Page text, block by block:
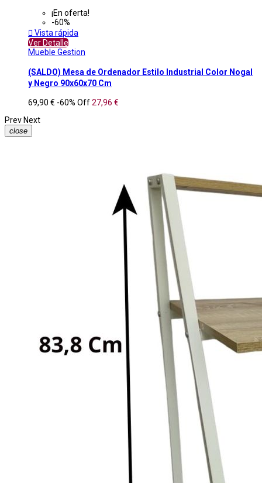
¡En oferta!
-60%
 Vista rápida
Ver Detalle
Mueble Gestion
(SALDO) Mesa de Ordenador Estilo Industrial Color Nogal
y Negro 90x60x70 Cm
69,90 € -60% Off27,96 €
Prev Next
close